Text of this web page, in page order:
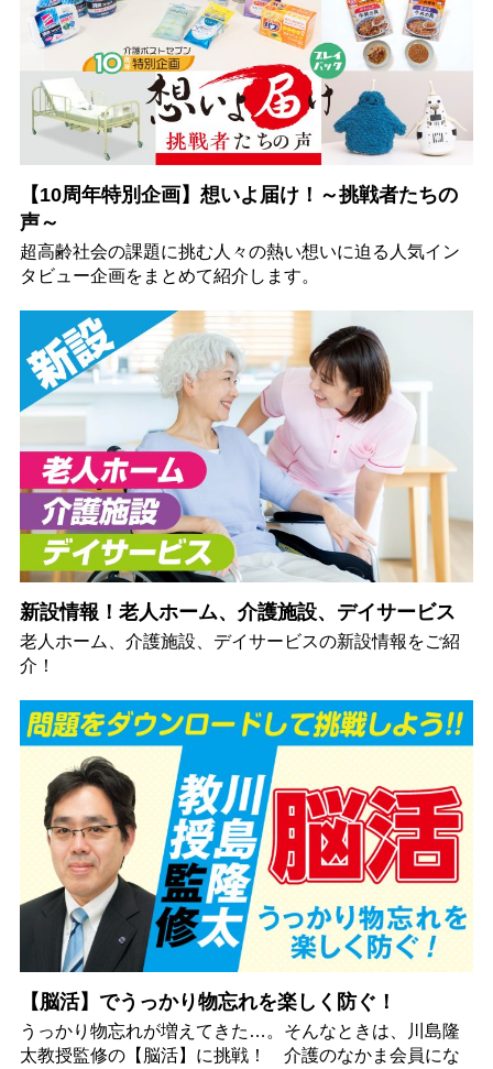
【10周年特別企画】想いよ届け！～挑戦者たちの
声～
超高齢社会の課題に挑む人々の熱い想いに迫る人気イン
タビュー企画をまとめて紹介します。
新設情報！老人ホーム、介護施設、デイサービス
老人ホーム、介護施設、デイサービスの新設情報をご紹
介！
【脳活】でうっかり物忘れを楽しく防ぐ！
うっかり物忘れが増えてきた…。そんなときは、川島隆
太教授監修の【脳活】に挑戦！ 介護のなかま会員にな